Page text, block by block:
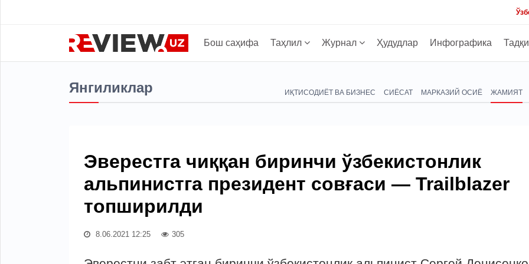
Бош саҳифа Таҳлил Журнал Ҳудудлар Инфографика
Янгиликлар ИҚТИСОДИЁТ ВА БИЗНЕС СИЁСАТ МАРКАЗИЙ ОСИЁ ЖАМИЯТ
Эверестга чиққан биринчи ўзбекистонлик
альпинистга президент совғаси — Trailblazer
топширилди
8.06.2021 12:25 305